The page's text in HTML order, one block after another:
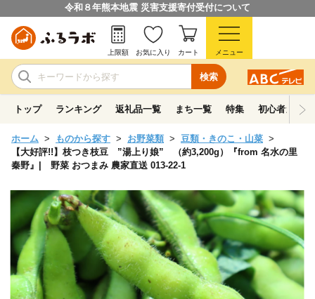
令和８年熊本地震 災害支援寄付受付について
検索
上限額 お気に入り カート メニュー
トップ ランキング 返礼品一覧 まち一覧 特集 初心者ガイド
ホーム ものから探す お野菜類
豆類・きのこ・山菜
【大好評!!】枝つき枝豆 ”湯上り娘” （約3,200g）『from 名水の里
秦野』| 野菜 おつまみ 農家直送 013-22-1